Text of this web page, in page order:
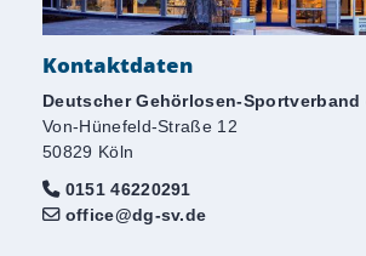
Kontaktdaten
Deutscher Gehörlosen-Sportverband
Von-Hünefeld-Straße 12
50829 Köln
0151 46220291
office@dg-sv.de